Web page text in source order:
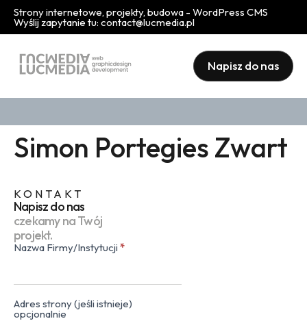
Strony internetowe, projekty, budowa - WordPress CMS
Wyślij zapytanie tu: contact@lucmedia.pl
Napisz do nas
Simon Portegies Zwart
KONTAKT
Napisz do nas
czekamy na Twój
projekt.
Kontakt
Nazwa Firmy/Instytucji *
Adres strony (jeśli istnieje)
opcjonalnie